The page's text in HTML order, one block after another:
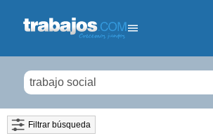
Filtrar búsqueda